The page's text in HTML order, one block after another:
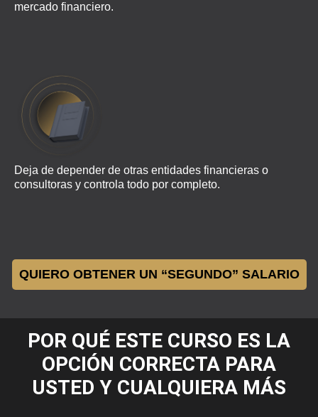
mercado financiero.
Deja de depender de otras entidades financieras o
consultoras y controla todo por completo.
QUIERO OBTENER UN “SEGUNDO” SALARIO
POR QUÉ ESTE CURSO ES LA
OPCIÓN CORRECTA PARA
USTED Y CUALQUIERA MÁS